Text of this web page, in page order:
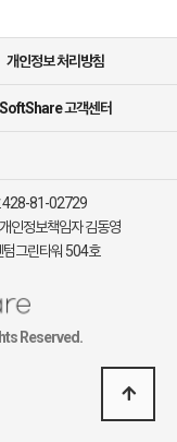
개인정보 처리방침
SoftShare 고객센터
428-81-02729
인정보책임자 김동영
텀그린타워 504호
Reserved.